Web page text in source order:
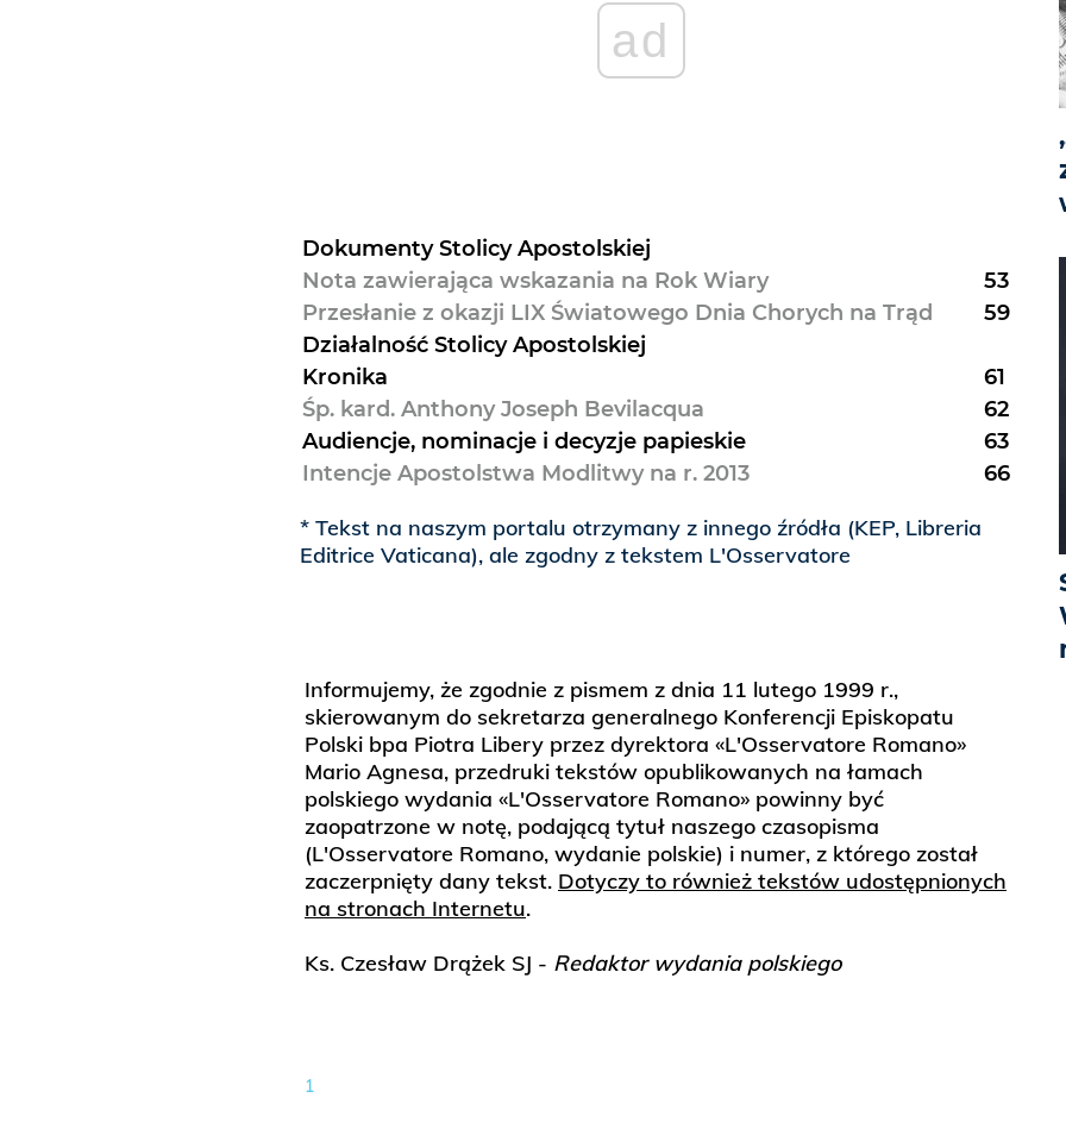
ad
Dokumenty Stolicy Apostolskiej
Nota zawierająca wskazania na Rok Wiary
53
Przesłanie z okazji LIX Światowego Dnia Chorych na Trąd
59
Działalność Stolicy Apostolskiej
Kronika
61
Śp. kard. Anthony Joseph Bevilacqua
62
Audiencje, nominacje i decyzje papieskie
63
Intencje Apostolstwa Modlitwy na r. 2013
66
* Tekst na naszym portalu otrzymany z innego źródła (KEP, Libreria
Editrice Vaticana), ale zgodny z tekstem L'Osservatore
Informujemy, że zgodnie z pismem z dnia 11 lutego 1999 r.,
skierowanym do sekretarza generalnego Konferencji Episkopatu
Polski bpa Piotra Libery przez dyrektora «L'Osservatore Romano»
Mario Agnesa, przedruki tekstów opublikowanych na łamach
polskiego wydania «L'Osservatore Romano» powinny być
zaopatrzone w notę, podającą tytuł naszego czasopisma
(L'Osservatore Romano, wydanie polskie) i numer, z którego został
zaczerpnięty dany tekst. Dotyczy to również tekstów udostępnionych
na stronach Internetu.
Ks. Czesław Drążek SJ - Redaktor wydania polskiego
1